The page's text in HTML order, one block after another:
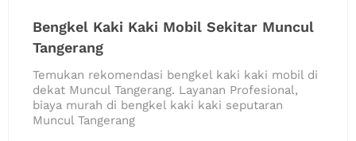
Bengkel Kaki Kaki Mobil Sekitar Muncul
Tangerang
Temukan rekomendasi bengkel kaki kaki mobil di
dekat Muncul Tangerang. Layanan Profesional,
biaya murah di bengkel kaki kaki seputaran
Muncul Tangerang